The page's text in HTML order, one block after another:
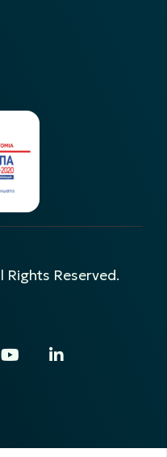
Rights Reserved.